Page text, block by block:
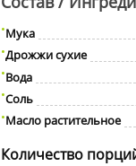
Мука
Дрожжи сухие
Вода
Соль
Масло растительное
Количество